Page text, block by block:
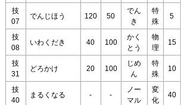
技
07
でんじほう 120 50
でん
き
特
殊
5
技
08
いわくだき 40 100
かく
とう
物
理
15
技
31
どろかけ 20 100
じめ
ん
特
殊
10
技
40
まるくなる - -
ノー
マル
変
化
40